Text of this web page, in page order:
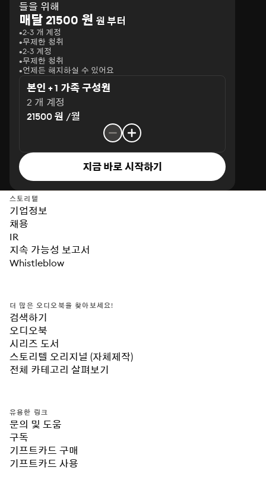
들을 위해
매달 21500 원 원 부터
2-3 개 계정
무제한 청취
2-3 계정
무제한 청취
언제든 해지하실 수 있어요
본인 + 1 가족 구성원
2 개 계정
21500 원 /월
지금 바로 시작하기
스토리텔
기업정보
채용
IR
지속 가능성 보고서
Whistleblow
더 많은 오디오북을 찾아보세요!
검색하기
오디오북
시리즈 도서
스토리텔 오리지널 (자체제작)
전체 카테고리 살펴보기
유용한 링크
문의 및 도움
구독
기프트카드 구매
기프트카드 사용